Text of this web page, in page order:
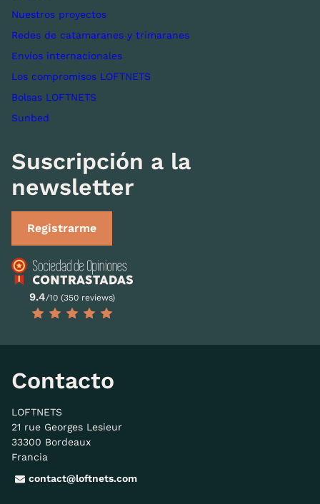
Nuestros proyectos
Redes de catamaranes y trimaranes
Envíos internacionales
Los compromisos LOFTNETS
Bolsas LOFTNETS
Sunbed
Suscripción a la
newsletter
Registrarme
9.4/10 (350 reviews)
Contacto
LOFTNETS
21 rue Georges Lesieur
33300 Bordeaux
Francia
contact@loftnets.com